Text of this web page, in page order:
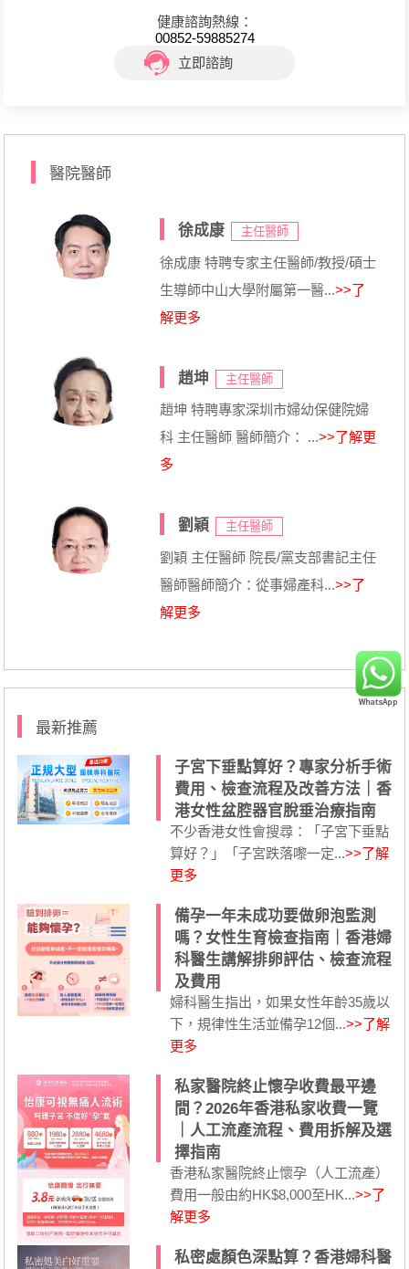
健康諮詢熱線：
00852-59885274
立即諮詢
醫院醫師
徐成康 主任醫師
徐成康 特聘专家主任醫師/教授/碩士
生導師中山大學附屬第一醫...>>了
解更多
趙坤 主任醫師
趙坤 特聘專家深圳市婦幼保健院婦
科 主任醫師 醫師簡介： ...>>了解更
多
劉穎 主任醫師
劉穎 主任醫師 院長/黨支部書記主任
醫師醫師簡介：從事婦產科...>>了
解更多
最新推薦
子宮下垂點算好？專家分析手術
費用、檢查流程及改善方法｜香
港女性盆腔器官脫垂治療指南
不少香港女性會搜尋：「子宮下垂點
算好？」「子宮跌落嚟一定...>>了解
更多
備孕一年未成功要做卵泡監測
嗎？女性生育檢查指南｜香港婦
科醫生講解排卵評估、檢查流程
及費用
婦科醫生指出，如果女性年齡35歲以
下，規律性生活並備孕12個...>>了解
更多
私家醫院終止懷孕收費最平邊
間？2026年香港私家收費一覽
｜人工流產流程、費用拆解及選
擇指南
香港私家醫院終止懷孕（人工流產）
費用一般由約HK$8,000至HK...>>了
解更多
私密處顏色深點算？香港婦科醫